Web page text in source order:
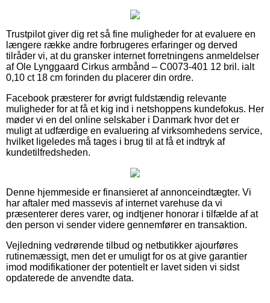
Trustpilot giver dig ret så fine muligheder for at evaluere en
længere række andre forbrugeres erfaringer og derved
tilråder vi, at du gransker internet forretningens anmeldelser
af Ole Lynggaard Cirkus armbånd – C0073-401 12 bril. ialt
0,10 ct 18 cm forinden du placerer din ordre.
Facebook præsterer for øvrigt fuldstændig relevante
muligheder for at få et kig ind i netshoppens kundefokus. Her
møder vi en del online selskaber i Danmark hvor det er
muligt at udfærdige en evaluering af virksomhedens service,
hvilket ligeledes må tages i brug til at få et indtryk af
kundetilfredsheden.
Denne hjemmeside er finansieret af annonceindtægter. Vi
har aftaler med massevis af internet varehuse da vi
præsenterer deres varer, og indtjener honorar i tilfælde af at
den person vi sender videre gennemfører en transaktion.
Vejledning vedrørende tilbud og netbutikker ajourføres
rutinemæssigt, men det er umuligt for os at give garantier
imod modifikationer der potentielt er lavet siden vi sidst
opdaterede de anvendte data.